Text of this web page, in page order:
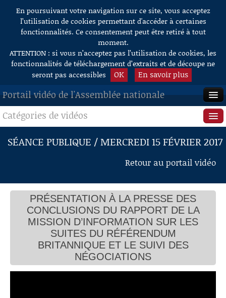
Aller au contenu
En poursuivant votre navigation sur ce site, vous acceptez
l’utilisation de cookies permettant d'accéder à certaines
fonctionnalités. Ce consentement peut être retiré à tout
moment.
ATTENTION : si vous n’acceptez pas l’utilisation de cookies, les
fonctionnalités de téléchargement d’extraits et de découpe ne
seront pas accessibles
OK En savoir plus
Portail vidéo de l'Assemblée nationale
ACCUEIL
EN DIRECT
RECHERCHE
AIDE À LA DÉCOUPE
DE VIDÉOS
Catégories de vidéos
Séance publique
Questions au Gouvernement
Commissions
Présidence
Évènements
Connaissance, Histoire
Autres
SÉANCE PUBLIQUE / MERCREDI 15 FÉVRIER 2017
Retour au portail vidéo
PRÉSENTATION À LA PRESSE DES
CONCLUSIONS DU RAPPORT DE LA
MISSION D’INFORMATION SUR LES
SUITES DU RÉFÉRENDUM
BRITANNIQUE ET LE SUIVI DES
NÉGOCIATIONS